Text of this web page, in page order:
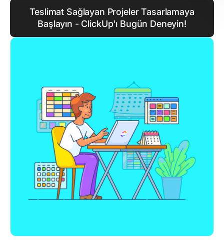
Teslimat Sağlayan Projeler Tasarlamaya
Başlayın - ClickUp'ı Bugün Deneyin!